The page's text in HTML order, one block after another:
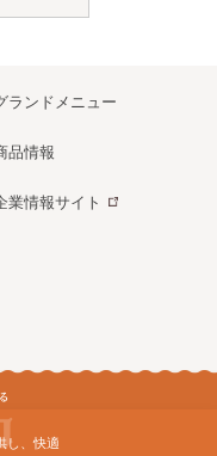
ランドメニュー
品情報
業情報サイト
し、快適